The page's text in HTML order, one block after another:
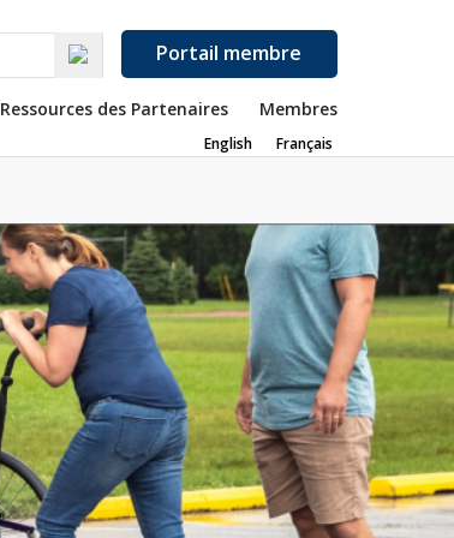
Portail membre
Ressources des Partenaires Membres
English Français